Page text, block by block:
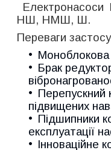
НШ, НМШ, Ш.
Переваги
Моноблокова
Брак
Перепускний
підвищених
Підшипники
експлуатації
Інноваційне